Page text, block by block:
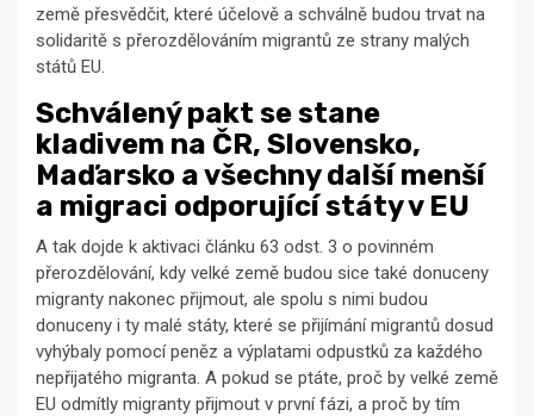
země přesvědčit, které účelově a schválně budou trvat na
solidaritě s přerozdělováním migrantů ze strany malých
států EU.
Schválený pakt se stane
kladivem na ČR, Slovensko,
Maďarsko a všechny další menší
a migraci odporující státy v EU
A tak dojde k aktivaci článku 63 odst. 3 o povinném
přerozdělování, kdy velké země budou sice také donuceny
migranty nakonec přijmout, ale spolu s nimi budou
donuceny i ty malé státy, které se přijímání migrantů dosud
vyhýbaly pomocí peněz a výplatami odpustků za každého
nepřijatého migranta. A pokud se ptáte, proč by velké země
EU odmítly migranty přijmout v první fázi, a proč by tím